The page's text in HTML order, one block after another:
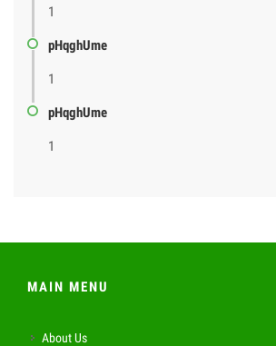
1
pHqghUme
1
pHqghUme
1
MAIN MENU
About Us